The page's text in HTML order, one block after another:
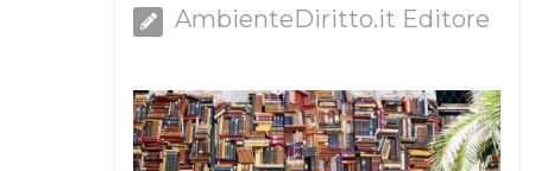
AmbienteDiritto.it Editore